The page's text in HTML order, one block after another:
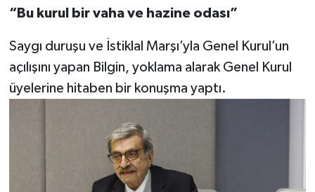
“Bu kurul bir vaha ve hazine odası”
Saygı duruşu ve İstiklal Marşı’yla Genel Kurul’un
açılışını yapan Bilgin, yoklama alarak Genel Kurul
üyelerine hitaben bir konuşma yaptı.